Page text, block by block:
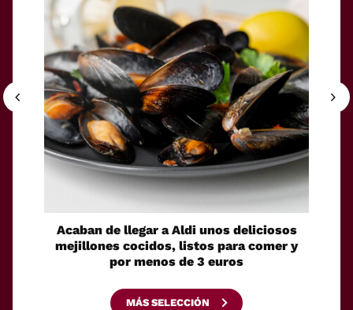
Acaban de llegar a Aldi unos deliciosos
mejillones cocidos, listos para comer y
por menos de 3 euros
MÁS SELECCIÓN